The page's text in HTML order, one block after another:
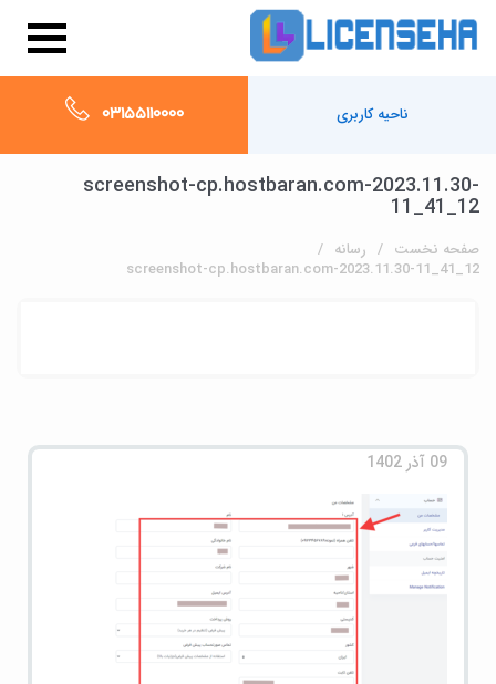
ناحیه کاربری 03155110000
screenshot-cp.hostbaran.com-2023.11.30-
11_41_12
صفحه نخست
رسانه
screenshot-cp.hostbaran.com-2023.11.30-11_41_12
09 آذر 1402